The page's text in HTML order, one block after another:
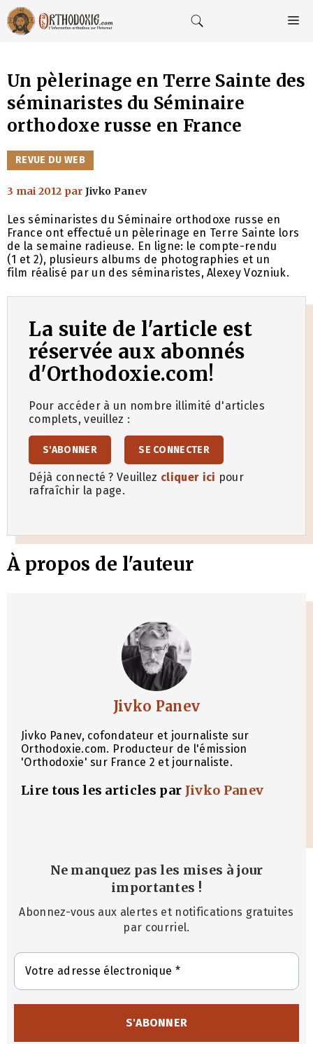
Aller
au
contenu
Un pèlerinage en Terre Sainte des
séminaristes du Séminaire
orthodoxe russe en France
CATÉGORIES
REVUE DU WEB
3 mai 2012 par Jivko Panev
Les séminaristes du Séminaire orthodoxe russe en
France ont effectué un pèlerinage en Terre Sainte lors
de la semaine radieuse. En ligne: le compte-rendu
(1 et 2), plusieurs albums de photographies et un
film réalisé par un des séminaristes, Alexey Vozniuk.
La suite de l'article est
réservée aux abonnés
d'Orthodoxie.com!
Pour accéder à un nombre illimité d'articles
complets, veuillez :
S'ABONNER SE CONNECTER
Déjà connecté ? Veuillez cliquer ici pour
rafraîchir la page.
À propos de l'auteur
Jivko Panev
Jivko Panev, cofondateur et journaliste sur
Orthodoxie.com. Producteur de l'émission
'Orthodoxie' sur France 2 et journaliste.
Lire tous les articles par Jivko Panev
Ne manquez pas les mises à jour
importantes !
Abonnez-vous aux alertes et notifications gratuites
par courriel.